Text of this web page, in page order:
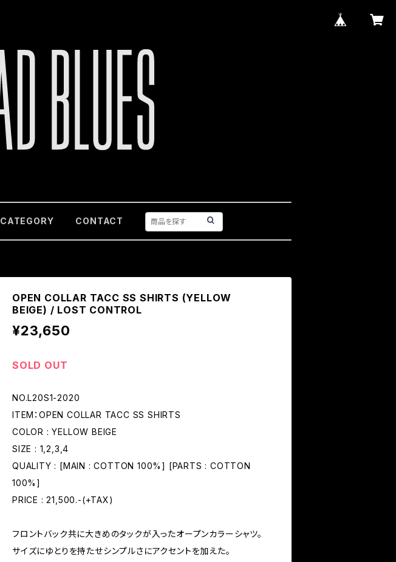
CATEGORY CONTACT
OPEN COLLAR TACC SS SHIRTS (YELLOW
BEIGE) / LOST CONTROL
¥23,650
SOLD OUT
NO.L20S1-2020
ITEM：OPEN COLLAR TACC SS SHIRTS
COLOR : YELLOW BEIGE
SIZE : 1,2,3,4
QUALITY : [MAIN : COTTON 100%] [PARTS : COTTON
100%]
PRICE : 21,500.-(+TAX)
フロントバック共に大きめのタックが入ったオープンカラーシャツ。
サイズにゆとりを持たせシンプルさにアクセントを加えた。